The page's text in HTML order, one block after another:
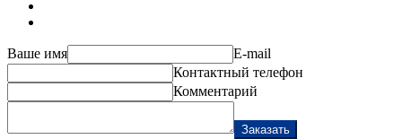
Ваше имя
E-mail
Контактный телефон
Комментарий
Заказать